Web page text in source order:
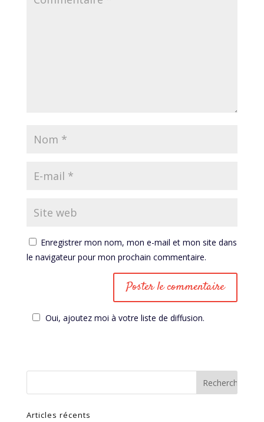
Enregistrer mon nom, mon e-mail et mon site dans
le navigateur pour mon prochain commentaire.
Oui, ajoutez moi à votre liste de diffusion.
Articles récents